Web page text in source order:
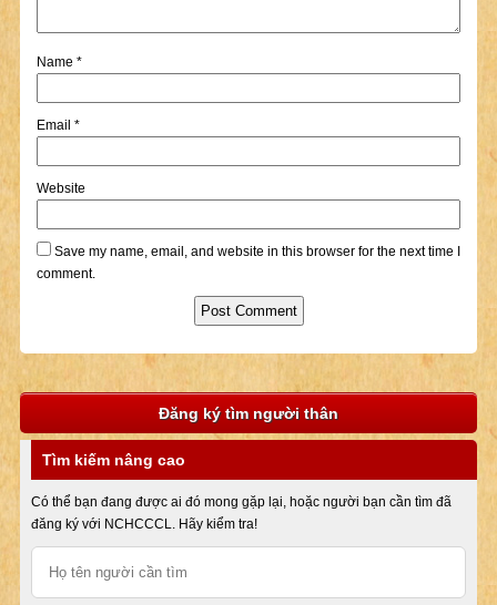
Name *
Email *
Website
Save my name, email, and website in this browser for the next time I
comment.
Đăng ký tìm người thân
Tìm kiếm nâng cao
Có thể bạn đang được ai đó mong gặp lại, hoặc người bạn cần tìm đã
đăng ký với NCHCCCL. Hãy kiểm tra!